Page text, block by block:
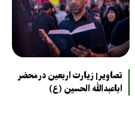
تصاویر| زیارت اربعین در محضر
اباعبدالله الحسین (ع)